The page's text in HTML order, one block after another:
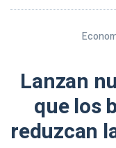
Lanzan
que los
reduzcan